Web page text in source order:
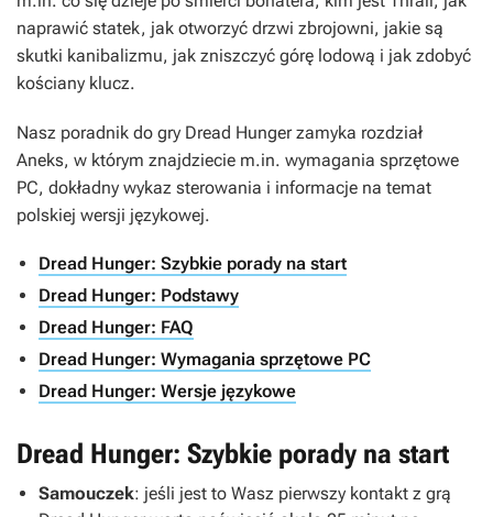
naprawić statek, jak otworzyć drzwi zbrojowni, jakie są
skutki kanibalizmu, jak zniszczyć górę lodową i jak zdobyć
kościany klucz.
Nasz poradnik do gry Dread Hungerzamyka rozdział
Aneks, w którym znajdziecie m.in. wymagania sprzętowe
PC, dokładny wykaz sterowania i informacje na temat
polskiej wersji językowej.
Dread Hunger: Szybkie porady na start
Dread Hunger: Podstawy
Dread Hunger: FAQ
Dread Hunger: Wymagania sprzętowe PC
Dread Hunger: Wersje językowe
Dread Hunger: Szybkie porady na start
Samouczek: jeśli jest to Wasz pierwszy kontakt z grą